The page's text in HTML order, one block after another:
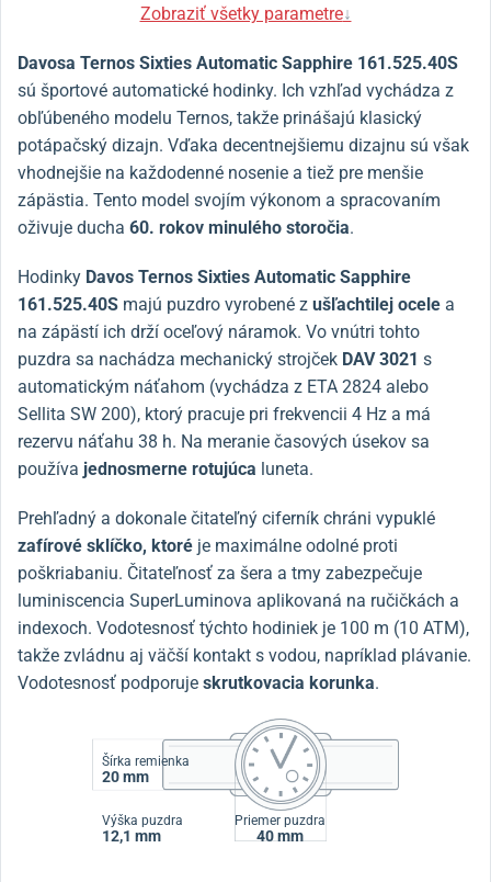
Zobraziť všetky parametre↓
Davosa Ternos Sixties Automatic Sapphire 161.525.40S
sú športové automatické hodinky. Ich vzhľad vychádza z
obľúbeného modelu Ternos, takže prinášajú klasický
potápačský dizajn. Vďaka decentnejšiemu dizajnu sú však
vhodnejšie na každodenné nosenie a tiež pre menšie
zápästia. Tento model svojím výkonom a spracovaním
oživuje ducha 60. rokov minulého storočia.
Hodinky Davos Ternos Sixties Automatic Sapphire
161.525.40S majú puzdro vyrobené z ušľachtilej ocele a
na zápästí ich drží oceľový náramok. Vo vnútri tohto
puzdra sa nachádza mechanický strojček DAV 3021 s
automatickým náťahom (vychádza z ETA 2824 alebo
Sellita SW 200), ktorý pracuje pri frekvencii 4 Hz a má
rezervu náťahu 38 h. Na meranie časových úsekov sa
používa jednosmerne rotujúca luneta.
Prehľadný a dokonale čitateľný ciferník chráni vypuklé
zafírové sklíčko, ktoré je maximálne odolné proti
poškriabaniu. Čitateľnosť za šera a tmy zabezpečuje
luminiscencia SuperLuminova aplikovaná na ručičkách a
indexoch. Vodotesnosť týchto hodiniek je 100 m (10 ATM),
takže zvládnu aj väčší kontakt s vodou, napríklad plávanie.
Vodotesnosť podporuje skrutkovacia korunka.
Šírka remienka
20 mm
Výška puzdra
12,1 mm
Priemer puzdra
40 mm